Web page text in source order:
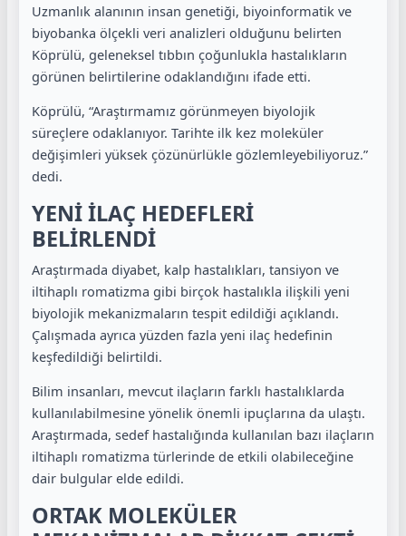
Uzmanlık alanının insan genetiği, biyoinformatik ve
biyobanka ölçekli veri analizleri olduğunu belirten
Köprülü, geleneksel tıbbın çoğunlukla hastalıkların
görünen belirtilerine odaklandığını ifade etti.
Köprülü, “Araştırmamız görünmeyen biyolojik
süreçlere odaklanıyor. Tarihte ilk kez moleküler
değişimleri yüksek çözünürlükle gözlemleyebiliyoruz.”
dedi.
YENİ İLAÇ HEDEFLERİ
BELİRLENDİ
Araştırmada diyabet, kalp hastalıkları, tansiyon ve
iltihaplı romatizma gibi birçok hastalıkla ilişkili yeni
biyolojik mekanizmaların tespit edildiği açıklandı.
Çalışmada ayrıca yüzden fazla yeni ilaç hedefinin
keşfedildiği belirtildi.
Bilim insanları, mevcut ilaçların farklı hastalıklarda
kullanılabilmesine yönelik önemli ipuçlarına da ulaştı.
Araştırmada, sedef hastalığında kullanılan bazı ilaçların
iltihaplı romatizma türlerinde de etkili olabileceğine
dair bulgular elde edildi.
ORTAK MOLEKÜLER